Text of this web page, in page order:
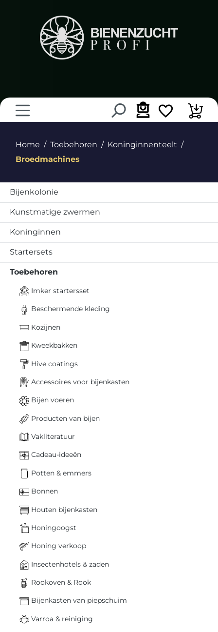
Home Toebehoren
Koninginnenteelt
Broedmachines
Bijenkolonie
Kunstmatige zwermen
Koninginnen
Startersets
Toebehoren
Imker startersset
Beschermende kleding
Kozijnen
Kweekbakken
Hive coatings
Accessoires voor bijenkasten
Bijen voeren
Producten van bijen
Vakliteratuur
Cadeau-ideeën
Potten & emmers
Bonnen
Houten bijenkasten
Honingoogst
Honing verkoop
Insectenhotels & zaden
Rookoven & Rook
Bijenkasten van piepschuim
Varroa & reiniging